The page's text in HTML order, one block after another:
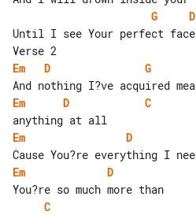
G
D
Until I see Your perfect face
Em
D
G
Em
D
C
Em
D
Em
D
C